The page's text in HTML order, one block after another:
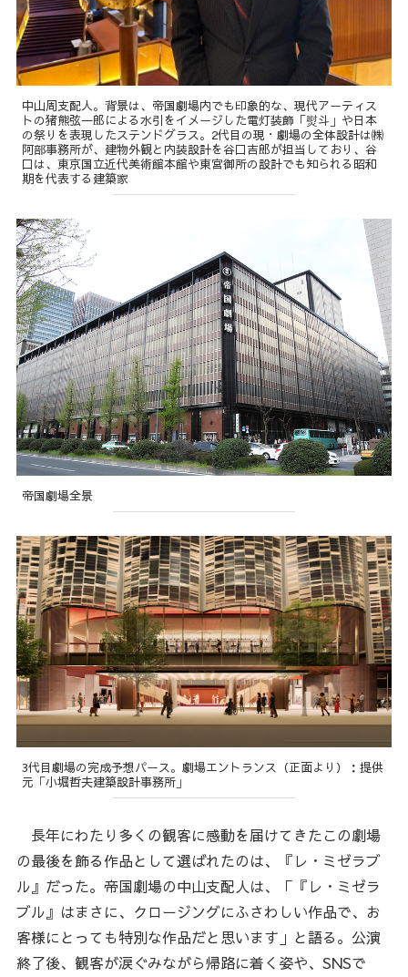
中山周支配人。背景は、帝国劇場内でも印象的な、現代アーティス
トの猪熊弦一郎による水引をイメージした電灯装飾「熨斗」や日本
の祭りを表現したステンドグラス。2代目の現・劇場の全体設計は㈱
阿部事務所が、建物外観と内装設計を谷口吉郎が担当しており、谷
口は、東京国立近代美術館本館や東宮御所の設計でも知られる昭和
期を代表する建築家
帝国劇場全景
3代目劇場の完成予想パース。劇場エントランス（正面より）：提供
元「小堀哲夫建築設計事務所」
長年にわたり多くの観客に感動を届けてきたこの劇場
の最後を飾る作品として選ばれたのは、『レ・ミゼラブ
ル』だった。帝国劇場の中山支配人は、「『レ・ミゼラ
ブル』はまさに、クロージングにふさわしい作品で、お
客様にとっても特別な作品だと思います」と語る。公演
終了後、観客が涙ぐみながら帰路に着く姿や、SNSで